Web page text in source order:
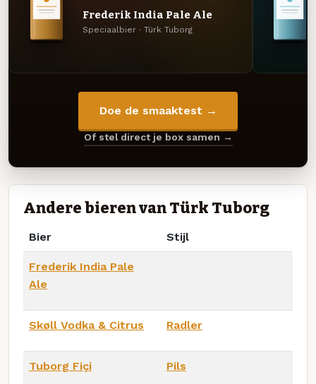
Frederik India Pale Ale
Speciaalbier · Türk Tuborg
Doe de smaaktest →
Of stel direct je box samen →
Andere bieren van Türk Tuborg
Bier Stijl
Frederik India Pale
Ale
Skøll Vodka & Citrus Radler
Tuborg Fiçi Pils